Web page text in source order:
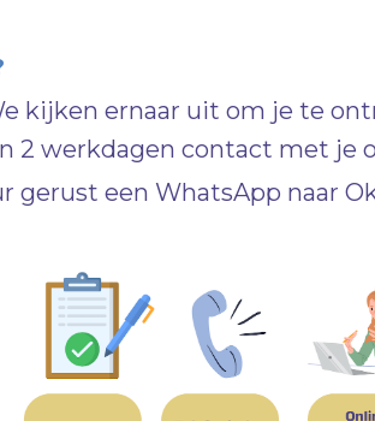
kijken ernaar uit om je te
2 werkdagen contact met je
gerust een WhatsApp naar